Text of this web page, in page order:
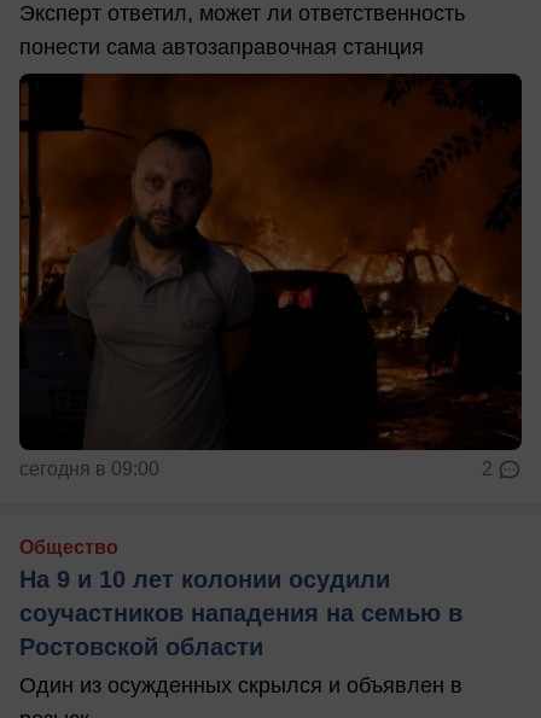
Эксперт ответил, может ли ответственность
понести сама автозаправочная станция
сегодня в 09:00 2
Общество
На 9 и 10 лет колонии осудили
соучастников нападения на семью в
Ростовской области
Один из осужденных скрылся и объявлен в